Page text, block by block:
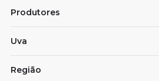
Produtores
Uva
Região